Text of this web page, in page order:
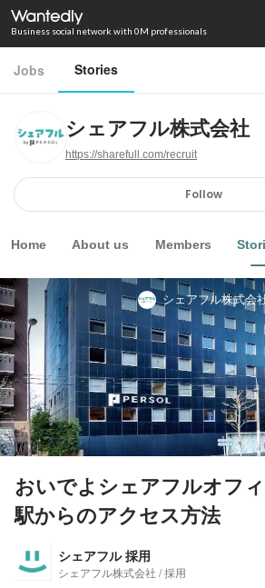
Business social network with 0M professionals
Jobs Stories
シェアフル株式会社
https://sharefull.com/recruit
Follow
Home About us Members
シェアフル株式会
おいでよシェアフルオフ
駅からのアクセス方法
シェアフル 採用
シェアフル株式会社 / 採用